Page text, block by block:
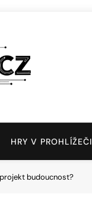
HRY V PROHLÍŽEČI
budoucnost?